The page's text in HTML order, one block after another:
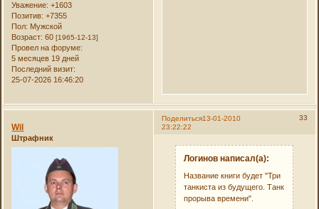
Уважение: +1603
Позитив: +7355
Пол: Мужской
Возраст: 60[1965-12-13]
Провел на форуме:
5 месяцев 19 дней
Последний визит:
25-07-2026 16:46:20
Поделиться 33
13-01-2010
23:22:22
Wil
Штрафник
Логинов написал(а):
Название книги будет "Три
танкиста из будущего. Танк
прорыва времени".